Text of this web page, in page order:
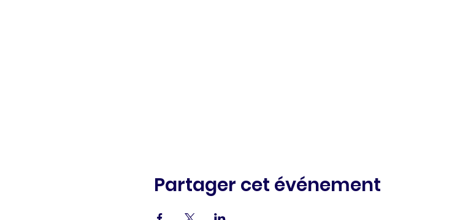
Partager cet événement